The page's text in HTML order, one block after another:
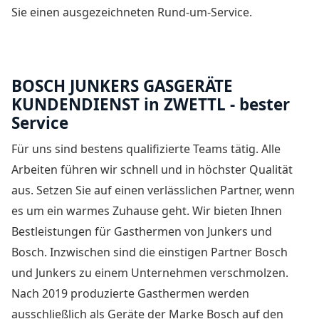
Sie einen ausgezeichneten Rund-um-Service.
BOSCH JUNKERS GASGERÄTE
KUNDENDIENST in ZWETTL - bester
Service
Für uns sind bestens qualifizierte Teams tätig. Alle
Arbeiten führen wir schnell und in höchster Qualität
aus. Setzen Sie auf einen verlässlichen Partner, wenn
es um ein warmes Zuhause geht. Wir bieten Ihnen
Bestleistungen für Gasthermen von Junkers und
Bosch. Inzwischen sind die einstigen Partner Bosch
und Junkers zu einem Unternehmen verschmolzen.
Nach 2019 produzierte Gasthermen werden
ausschließlich als Geräte der Marke Bosch auf den